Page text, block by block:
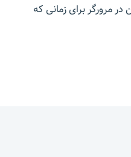
مرورگر برای زمانی که